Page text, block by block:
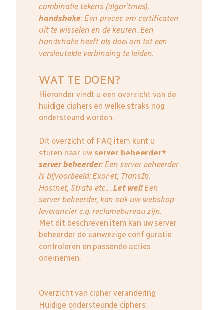
combinatie tekens (algoritmes).
handshake: Een proces om certificaten
uit te wisselen en de keuren. Een
handshake heeft als doel om tot een
versleutelde verbinding te leiden.
WAT TE DOEN?
Hieronder vindt u een overzicht van de
huidige ciphers en welke straks nog
ondersteund worden.
Dit overzicht of FAQ item kunt u
sturen naar uw server beheerder*.
server beheerder: Een server beheerder
is bijvoorbeeld: Exonet, TransIp,
Hostnet, Strato etc.... Let wel!Een
server beheerder, kan ook uw webshop
leverancier c.q. reclamebureau zijn.
Met dit beschreven item kan uw server
beheerder de aanwezige configuratie
controleren en passende acties
onernemen.
Overzicht van cipher verandering
Huidige ondersteunde ciphers: